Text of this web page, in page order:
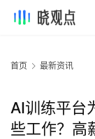
首页 最新资讯
AI训练平台
些工作？高